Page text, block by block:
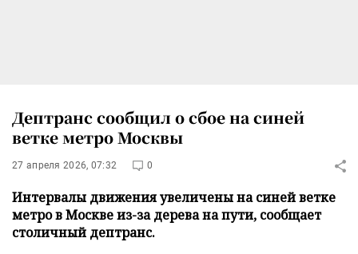
Дептранс сообщил о сбое на синей
ветке метро Москвы
27 апреля 2026, 07:32 0
Интервалы движения увеличены на синей ветке
метро в Москве из-за дерева на пути, сообщает
столичный дептранс.